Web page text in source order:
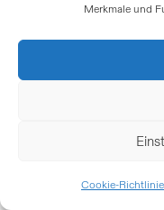
Merkmale und
Cookie-Richtlinie